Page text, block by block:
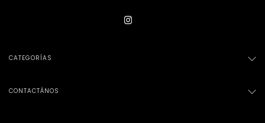
CATEGORÍAS
CONTACTÁNOS